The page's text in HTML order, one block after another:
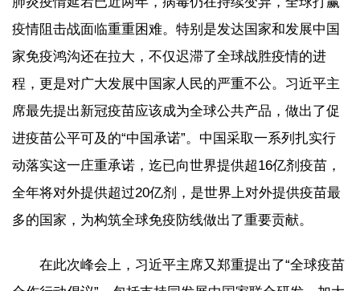
疫情阻击战面临重重困难。特别是发达国家和发展中国
家免疫鸿沟还在拉大，不仅迟滞了全球战胜疫情的进
程，更是对广大发展中国家人民的严重不公。习近平主
席最先提出新冠疫苗应该成为全球公共产品，做出了促
进疫苗公平可及的“中国承诺”。中国采取一系列扎实行
动落实这一庄重承诺，迄已向世界提供超16亿剂疫苗，
全年将对外提供超过20亿剂，是世界上对外提供疫苗最
多的国家，为构筑全球免疫防线做出了重要贡献。
在此次峰会上，习近平主席又郑重提出了“全球疫苗